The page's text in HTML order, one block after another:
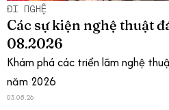
ĐI NGHỆ
Các sự kiện nghệ thuật
08.2026
Khám phá các triển lãm nghệ
năm 2026
03.08.26